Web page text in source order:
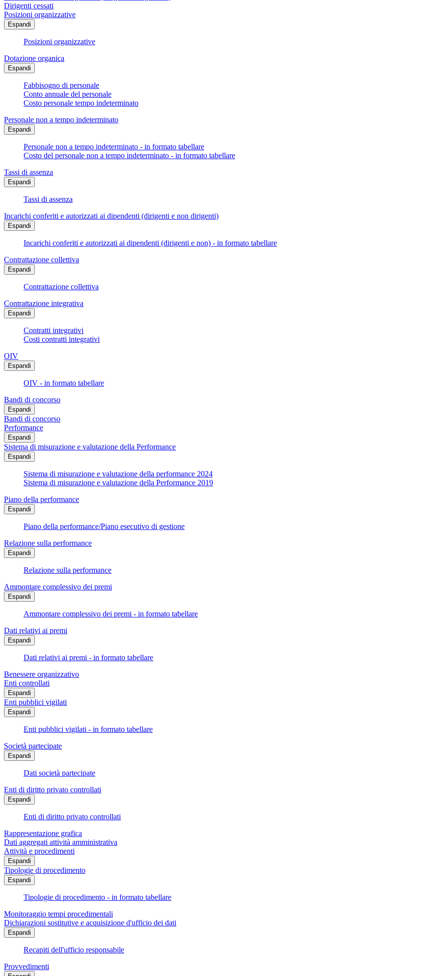
Dirigenti cessati
Posizioni organizzative
Espandi
Posizioni organizzative
Dotazione organica
Espandi
Fabbisogno di personale
Conto annuale del personale
Costo personale tempo indeterminato
Personale non a tempo indeterminato
Espandi
Personale non a tempo indeterminato - in formato tabellare
Costo del personale non a tempo indeterminato - in formato tabellare
Tassi di assenza
Espandi
Tassi di assenza
Incarichi conferiti e autorizzati ai dipendenti (dirigenti e non dirigenti)
Espandi
Incarichi conferiti e autorizzati ai dipendenti (dirigenti e non) - in formato tabellare
Contrattazione collettiva
Espandi
Contrattazione collettiva
Contrattazione integrativa
Espandi
Contratti integrativi
Costi contratti integrativi
OIV
Espandi
OIV - in formato tabellare
Bandi di concorso
Espandi
Bandi di concorso
Performance
Espandi
Sistema di misurazione e valutazione della Performance
Espandi
Sistema di misurazione e valutazione della performance 2024
Sistema di misurazione e valutazione della Performance 2019
Piano della performance
Espandi
Piano della performance/Piano esecutivo di gestione
Relazione sulla performance
Espandi
Relazione sulla performance
Ammontare complessivo dei premi
Espandi
Ammontare complessivo dei premi - in formato tabellare
Dati relativi ai premi
Espandi
Dati relativi ai premi - in formato tabellare
Benessere organizzativo
Enti controllati
Espandi
Enti pubblici vigilati
Espandi
Enti pubblici vigilati - in formato tabellare
Società partecipate
Espandi
Dati società partecipate
Enti di diritto privato controllati
Espandi
Enti di diritto privato controllati
Rappresentazione grafica
Dati aggregati attività amministrativa
Attività e procedimenti
Espandi
Tipologie di procedimento
Espandi
Tipologie di procedimento - in formato tabellare
Monitoraggio tempi procedimentali
Dichiarazioni sostitutive e acquisizione d'ufficio dei dati
Espandi
Recapiti dell'ufficio responsabile
Provvedimenti